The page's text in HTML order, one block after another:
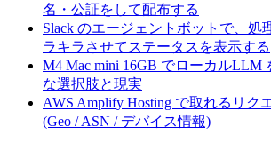
名・公証をして配布する
Slack のエージェントボットで、処
ラキラさせてステータスを表示する
M4 Mac mini 16GB でローカル
な選択肢と現実
AWS Amplify Hosting で取れるリク
(Geo / ASN / デバイス情報)